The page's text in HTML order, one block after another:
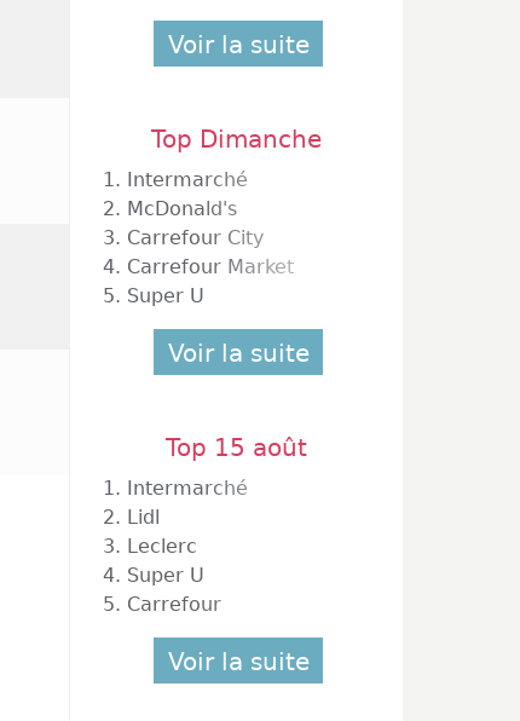
Voir la suite
Top Dimanche
1. Intermarché
2. McDonald's
3. Carrefour City
4. Carrefour Market
5. Super U
Voir la suite
Top 15 août
1. Intermarché
2. Lidl
3. Leclerc
4. Super U
5. Carrefour
Voir la suite